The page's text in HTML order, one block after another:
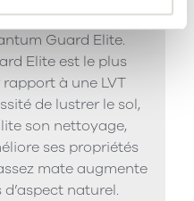
de notre LVT est le
Guard Elite.
Elite est le plus
à une LVT
de lustrer le sol,
son nettoyage,
ses propriétés
mate augmente
naturel.